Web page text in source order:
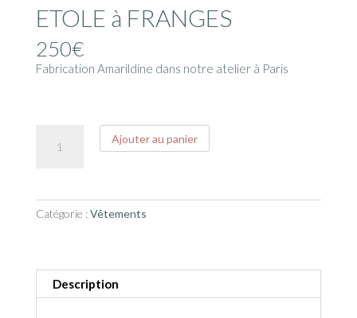
ETOLE à FRANGES
250€
Fabrication Amarildine dans notre atelier à Paris
FRANGES
Ajouter au panier
Catégorie :Vêtements
Description